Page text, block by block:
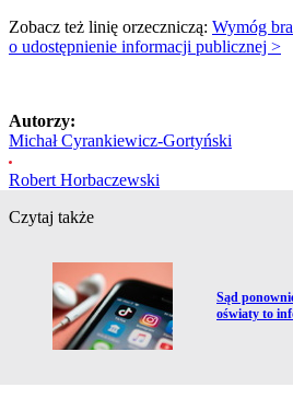
Zobacz też linię orzeczniczą: Wymóg
o udostępnienie informacji publicznej >
Autorzy:
Michał Cyrankiewicz-Gortyński
Robert Horbaczewski
Czytaj także
Przejdź do
Sąd
oświaty to